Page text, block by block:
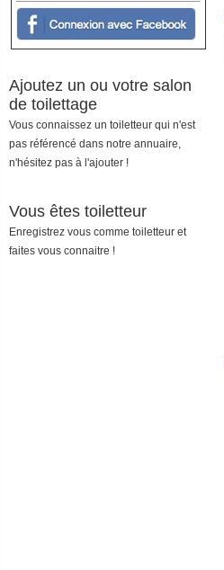
Ajoutez un ou votre salon
de toilettage
Vous connaissez un toiletteur qui n'est
pas référencé dans notre annuaire,
n'hésitez pas à l'ajouter !
Vous êtes toiletteur
Enregistrez vous comme toiletteur et
faites vous connaitre !